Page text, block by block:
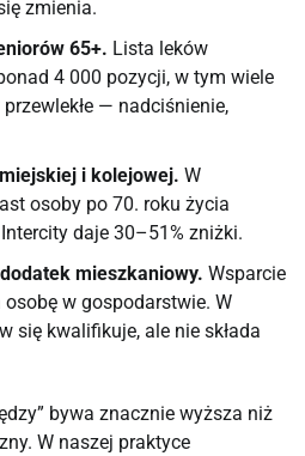
zmienia.
65+. Lista leków
4 000 pozycji, w tym wiele
— nadciśnienie,
i kolejowej. W
osoby po 70. roku życia
daje 30–51% zniżki.
mieszkaniowy. Wsparcie
w gospodarstwie. W
się kwalifikuje, ale nie składa
bywa znacznie wyższa niż
W naszej praktyce